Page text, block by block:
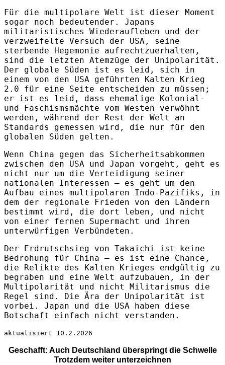
Für die multipolare Welt ist dieser Moment
sogar noch bedeutender. Japans
militaristisches Wiederaufleben und der
verzweifelte Versuch der USA, seine
sterbende Hegemonie aufrechtzuerhalten,
sind die letzten Atemzüge der Unipolarität.
Der globale Süden ist es leid, sich in
einem von den USA geführten Kalten Krieg
2.0 für eine Seite entscheiden zu müssen;
er ist es leid, dass ehemalige Kolonial-
und Faschismsmächte vom Westen verwöhnt
werden, während der Rest der Welt an
Standards gemessen wird, die nur für den
globalen Süden gelten.
Wenn China gegen das Sicherheitsabkommen
zwischen den USA und Japan vorgeht, geht es
nicht nur um die Verteidigung seiner
nationalen Interessen – es geht um den
Aufbau eines multipolaren Indo-Pazifiks, in
dem der regionale Frieden von den Ländern
bestimmt wird, die dort leben, und nicht
von einer fernen Supermacht und ihren
unterwürfigen Verbündeten.
Der Erdrutschsieg von Takaichi ist keine
Bedrohung für China – es ist eine Chance,
die Relikte des Kalten Krieges endgültig zu
begraben und eine Welt aufzubauen, in der
Multipolarität und nicht Militarismus die
Regel sind. Die Ära der Unipolarität ist
vorbei. Japan und die USA haben diese
Botschaft einfach nicht verstanden.
aktualisiert 10.2.2026
Geschafft: Auch Deutschland überspringt die Schwelle
Trotzdem weiter unterzeichnen